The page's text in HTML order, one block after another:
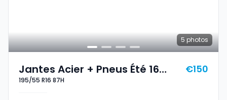
5 photos
Jantes Acier + Pneus Été 16
195/55 R16 87H
195/55 R16 87H
€150